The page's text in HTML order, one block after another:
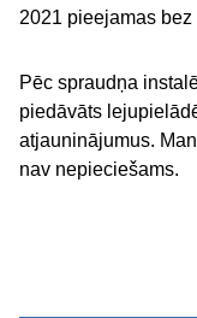
2021 pieejamas bez
Pēc spraudņa
piedāvāts
atjauninājumus.
nav nepieciešams.